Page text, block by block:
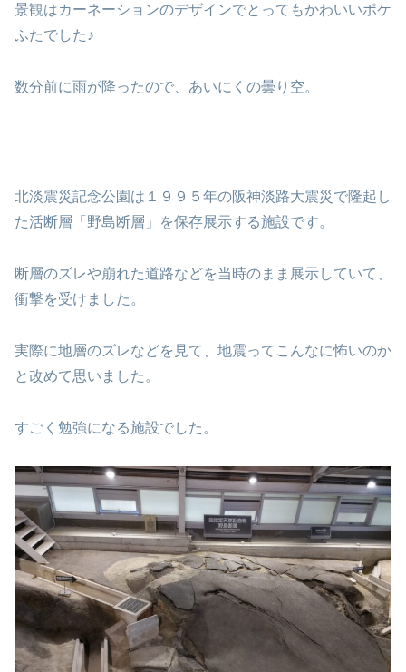
景観はカーネーションのデザインでとってもかわいいポケ
ふたでした♪
数分前に雨が降ったので、あいにくの曇り空。
北淡震災記念公園は１９９５年の阪神淡路大震災で隆起し
た活断層「野島断層」を保存展示する施設です。
断層のズレや崩れた道路などを当時のまま展示していて、
衝撃を受けました。
実際に地層のズレなどを見て、地震ってこんなに怖いのか
と改めて思いました。
すごく勉強になる施設でした。